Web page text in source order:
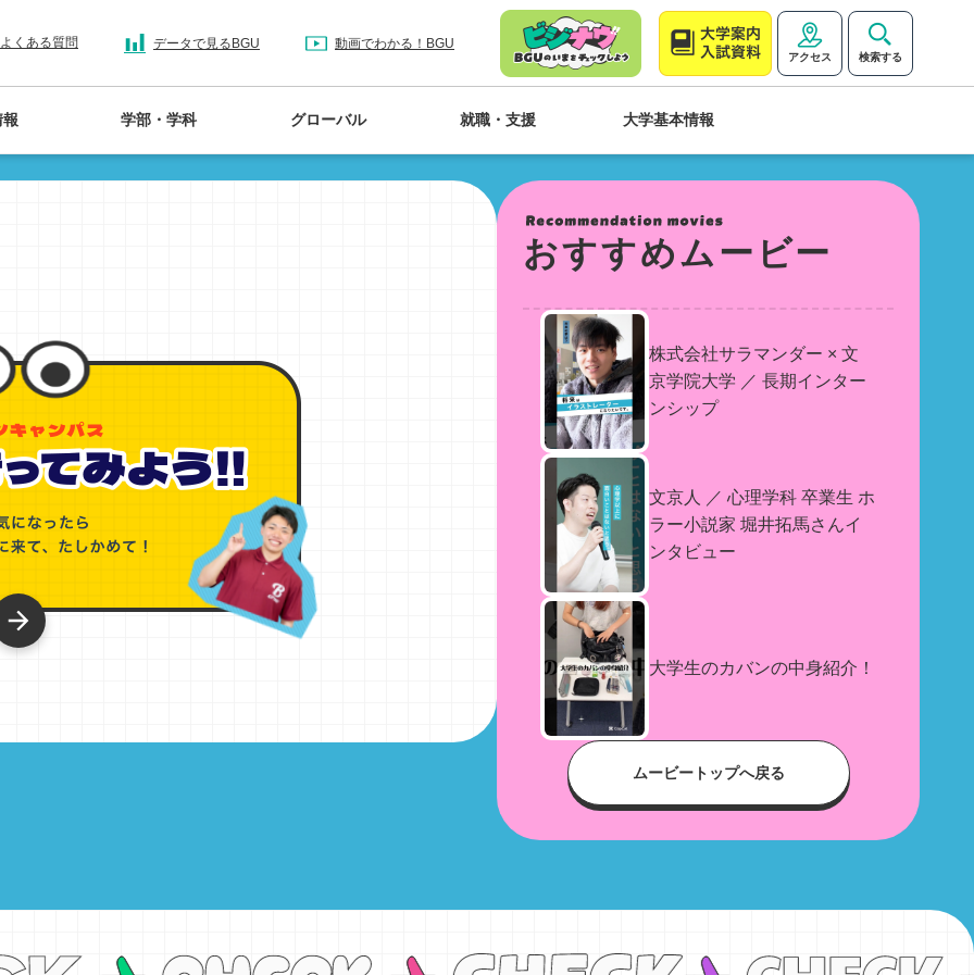
よくある質問 データで見るBGU 動画でわかる！BGU
アクセス 検索する
学部・学科 グローバル 就職・支援 大学基本情報
おすすめムービー
株式会社サラマンダー × 文
京学院大学 ／ 長期インター
ンシップ
文京人 ／ 心理学科 卒業生 ホ
ラー小説家 堀井拓馬さんイ
ンタビュー
大学生のカバンの中身紹介！
ムービートップへ戻る